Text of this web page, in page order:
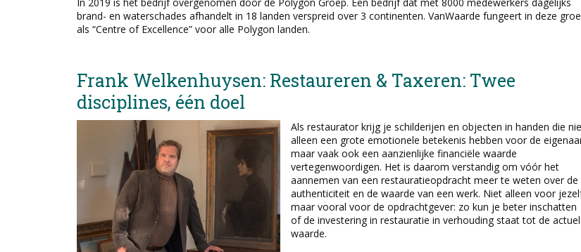
brand- en waterschades afhandelt in 18 landen verspreid over 3 continenten. VanWaarde fungeert in deze
als “Centre of Excellence” voor alle Polygon landen.
Frank Welkenhuysen: Restaureren & Taxeren: Twee
disciplines, één doel
Als restaurator krijg je schilderijen en objecten in handen die
alleen een grote emotionele betekenis hebben voor de
maar vaak ook een aanzienlijke financiële waarde
vertegenwoordigen. Het is daarom verstandig om vóór het
aannemen van een restauratieopdracht meer te weten over de
authenticiteit en de waarde van een werk. Niet alleen voor
maar vooral voor de opdrachtgever: zo kun je beter inschatten
of de investering in restauratie in verhouding staat tot de
waarde.